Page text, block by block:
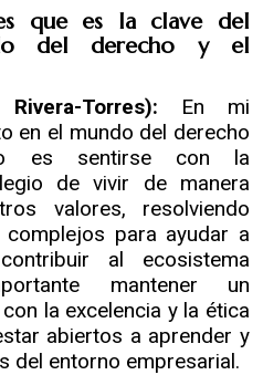
que es la clave del
del derecho y el
Torres): En mi
en el mundo del derecho
es sentirse con la
de vivir de manera
valores, resolviendo
complejos para ayudar a
al ecosistema
mantener un
la excelencia y la ética
abiertos a aprender y
del entorno empresarial.